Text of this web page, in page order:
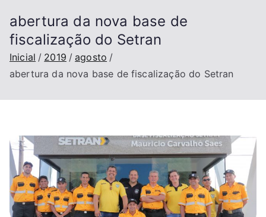
abertura da nova base de
fiscalização do Setran
Inicial 2019
agosto
abertura da nova base de fiscalização do Setran